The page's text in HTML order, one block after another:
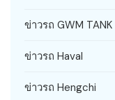
ข่าวรถ GWM TANK
ข่าวรถ Haval
ข่าวรถ Hengchi